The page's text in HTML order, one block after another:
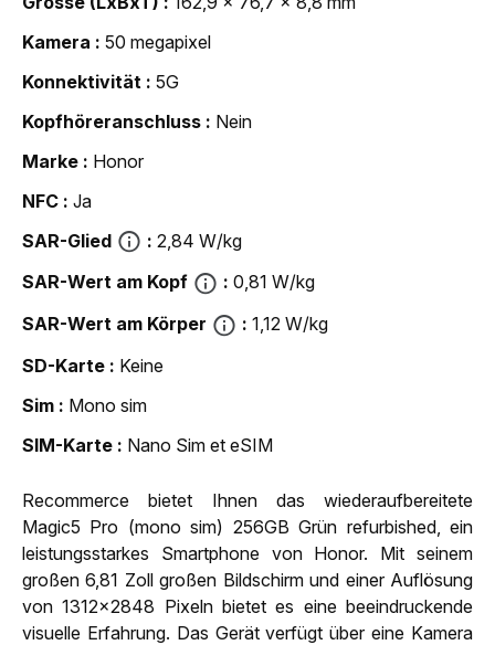
Kamera
50 megapixel
Konnektivität
5G
Kopfhöreranschluss
Nein
Marke
Honor
NFC
Ja
SAR-Glied
2,84 W/kg
SAR-Wert am Kopf
0,81 W/kg
SAR-Wert am Körper
1,12 W/kg
SD-Karte
Keine
Sim
Mono sim
SIM-Karte
Nano Sim et eSIM
Recommerce bietet Ihnen das wiederaufbereitete
Magic5 Pro (mono sim) 256GB Grün refurbished, ein
leistungsstarkes Smartphone von Honor. Mit seinem
großen 6,81 Zoll großen Bildschirm und einer Auflösung
von 1312x2848 Pixeln bietet es eine beeindruckende
visuelle Erfahrung. Das Gerät verfügt über eine Kamera